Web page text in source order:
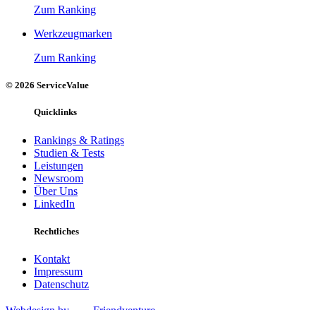
Zum Ranking
Werkzeugmarken
Zum Ranking
© 2026 ServiceValue
Quicklinks
Rankings & Ratings
Studien & Tests
Leistungen
Newsroom
Über Uns
LinkedIn
Rechtliches
Kontakt
Impressum
Datenschutz